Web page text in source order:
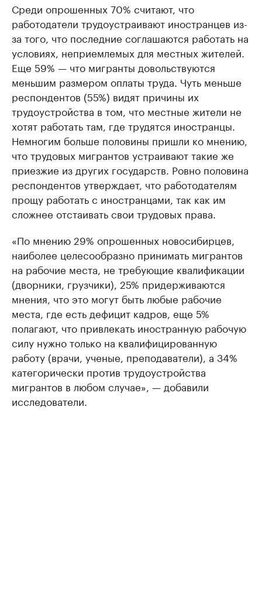
Среди опрошенных 70% считают, что
работодатели трудоустраивают иностранцев из-
за того, что последние соглашаются работать на
условиях, неприемлемых для местных жителей.
Еще 59% — что мигранты довольствуются
меньшим размером оплаты труда. Чуть меньше
респондентов (55%) видят причины их
трудоустройства в том, что местные жители не
хотят работать там, где трудятся иностранцы.
Немногим больше половины пришли ко мнению,
что трудовых мигрантов устраивают такие же
приезжие из других государств. Ровно половина
респондентов утверждает, что работодателям
прощу работать с иностранцами, так как им
сложнее отстаивать свои трудовых права.
«По мнению 29% опрошенных новосибирцев,
наиболее целесообразно принимать мигрантов
на рабочие места, не требующие квалификации
(дворники, грузчики), 25% придерживаются
мнения, что это могут быть любые рабочие
места, где есть дефицит кадров, еще 5%
полагают, что привлекать иностранную рабочую
силу нужно только на квалифицированную
работу (врачи, ученые, преподаватели), а 34%
категорически против трудоустройства
мигрантов в любом случае», — добавили
исследователи.